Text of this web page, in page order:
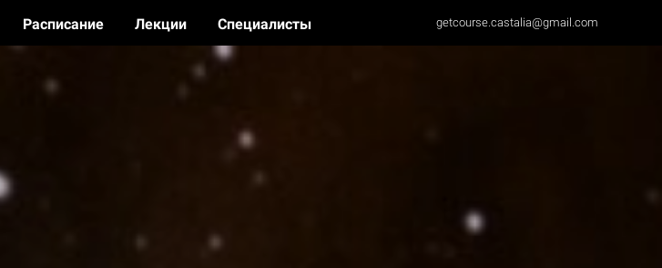
Расписание Лекции Специалисты getcourse.castalia@gmail.com